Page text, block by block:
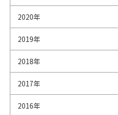
2020年
2019年
2018年
2017年
2016年